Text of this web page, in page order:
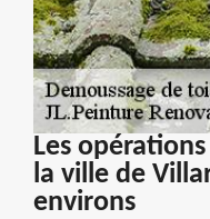
Les
la ville de
environs